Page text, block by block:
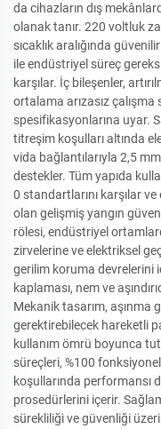
da cihazların dış
olanak tanır. 220 voltluk
sıcaklık aralığında
ile endüstriyel süreç
karşılar. İç bileşenler,
ortalama arızasız çalışma
spesifikasyonlarına uyar.
titreşim koşulları altında
vida bağlantılarıyla 2,5
destekler. Tüm yapıda
0 standartlarını karşılar
olan gelişmiş yangın
rölesi, endüstriyel
zirvelerine ve elektriksel
gerilim koruma devrelerini
kaplaması, nem ve
Mekanik tasarım, aşınma
gerektirebilecek hareketli
kullanım ömrü boyunca
süreçleri, %100 fonksiyonel
koşullarında performansı
prosedürlerini içerir.
sürekliliği ve güvenliği